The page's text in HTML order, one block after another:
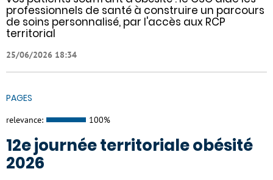
professionnels de santé à construire un parcours
de soins personnalisé, par l'accès aux RCP
territorial
25/06/2026 18:34
PAGES
relevance: 100%
12e journée territoriale obésité
2026